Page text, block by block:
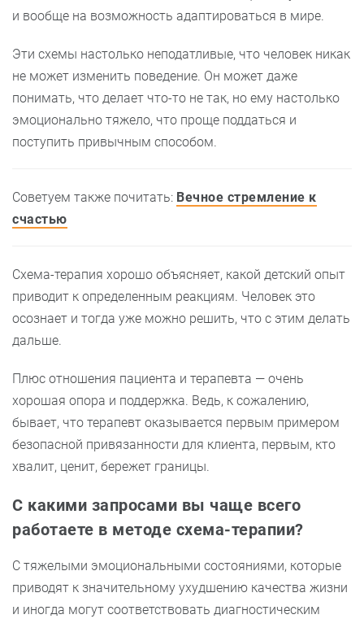
и вообще на возможность адаптироваться в мире.
Эти схемы настолько неподатливые, что человек никак
не может изменить поведение. Он может даже
понимать, что делает что-то не так, но ему настолько
эмоционально тяжело, что проще поддаться и
поступить привычным способом.
Советуем также почитать: Вечное стремление к
счастью
Схема-терапия хорошо объясняет, какой детский опыт
приводит к определенным реакциям. Человек это
осознает и тогда уже можно решить, что с этим делать
дальше.
Плюс отношения пациента и терапевта — очень
хорошая опора и поддержка. Ведь, к сожалению,
бывает, что терапевт оказывается первым примером
безопасной привязанности для клиента, первым, кто
хвалит, ценит, бережет границы.
С какими запросами вы чаще всего
работаете в методе схема-терапии?
С тяжелыми эмоциональными состояниями, которые
приводят к значительному ухудшению качества жизни
и иногда могут соответствовать диагностическим